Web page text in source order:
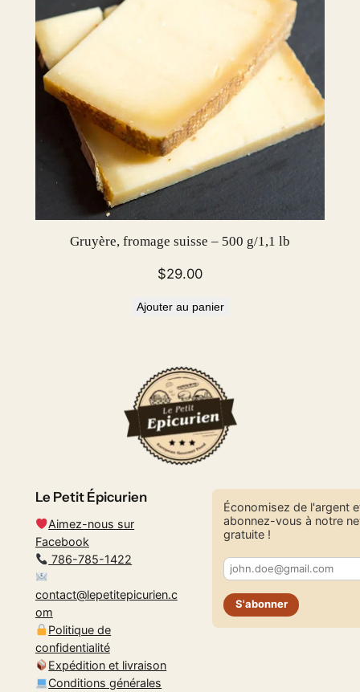
Gruyère, fromage suisse – 500 g/1,1 lb
$29.00
Ajouter au panier
Le Petit Épicurien
Aimez-nous sur
Facebook
786-785-1422
contact@lepetitepicurien.c
om
Politique de
confidentialité
Expédition et livraison
Conditions générales
Économisez de l'argent
abonnez-vous à notre
gratuite !
S'abonner